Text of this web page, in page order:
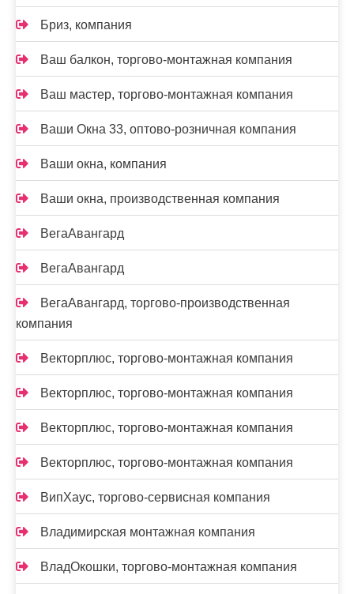
Бриз, компания
Ваш балкон, торгово-монтажная компания
Ваш мастер, торгово-монтажная компания
Ваши Окна 33, оптово-розничная компания
Ваши окна, компания
Ваши окна, производственная компания
ВегаАвангард
ВегаАвангард
ВегаАвангард, торгово-производственная
компания
Векторплюс, торгово-монтажная компания
Векторплюс, торгово-монтажная компания
Векторплюс, торгово-монтажная компания
Векторплюс, торгово-монтажная компания
ВипХаус, торгово-сервисная компания
Владимирская монтажная компания
ВладОкошки, торгово-монтажная компания